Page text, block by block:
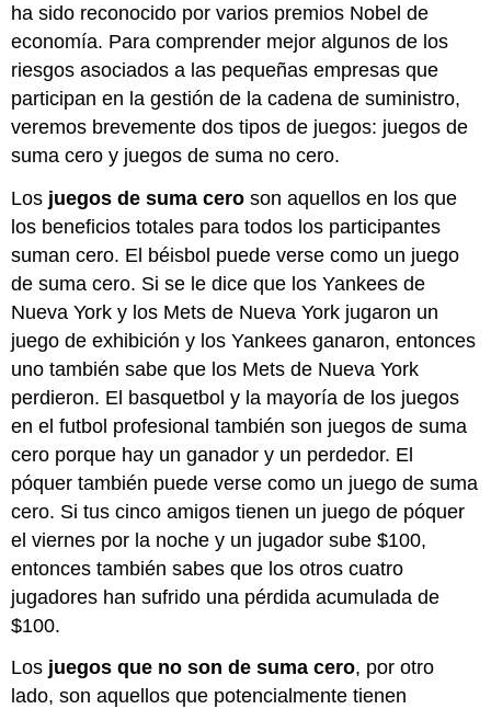
ha sido reconocido por varios premios Nobel de
economía. Para comprender mejor algunos de los
riesgos asociados a las pequeñas empresas que
participan en la gestión de la cadena de suministro,
veremos brevemente dos tipos de juegos: juegos de
suma cero y juegos de suma no cero.
Los juegos de suma cero son aquellos en los que
los beneficios totales para todos los participantes
suman cero. El béisbol puede verse como un juego
de suma cero. Si se le dice que los Yankees de
Nueva York y los Mets de Nueva York jugaron un
juego de exhibición y los Yankees ganaron, entonces
uno también sabe que los Mets de Nueva York
perdieron. El basquetbol y la mayoría de los juegos
en el futbol profesional también son juegos de suma
cero porque hay un ganador y un perdedor. El
póquer también puede verse como un juego de suma
cero. Si tus cinco amigos tienen un juego de póquer
el viernes por la noche y un jugador sube $100,
entonces también sabes que los otros cuatro
jugadores han sufrido una pérdida acumulada de
$100.
Los juegos que no son de suma cero, por otro
lado, son aquellos que potencialmente tienen